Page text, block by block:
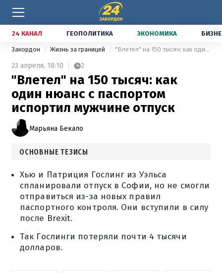
24 КАНАЛ ГЕОПОЛИТИКА ЭКОНОМИКА
Закордон Жизнь за границей "Влетел" на 150 тысяч: как один нюанс с паспортом испортил мужчине отпуск
23 апреля, 18:10 2
"Влетел" на 150 тысяч: как
один нюанс с паспортом
испортил мужчине отпуск
Марьяна Бекало
ОСНОВНЫЕ ТЕЗИСЫ
Хью и Патриция Гослинг из Уэльса
спланировали отпуск в Софии, но не смогли
отправиться из-за новых правил
паспортного контроля. Они вступили в силу
после Brexit.
Так Гослинги потеряли почти 4 тысячи
долларов.